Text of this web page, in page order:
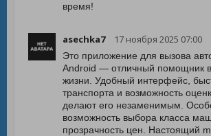
время!
asechka7 17 ноября 2025 07:00
Это приложение для вызова
Android — отличный помощник
жизни. Удобный интерфейс,
транспорта и возможность
делают его незаменимым.
возможность выбора класса
прозрачность цен. Настоящий